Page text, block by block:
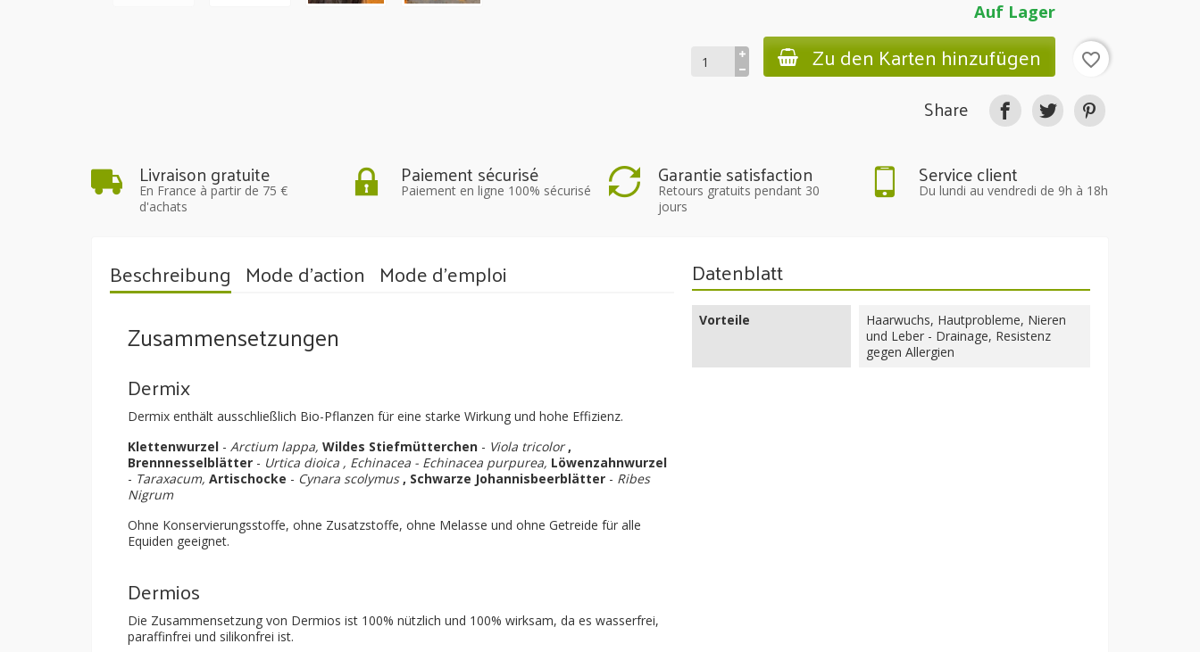
Auf Lager
Zu den Karten hinzufügen favorite_border
Share
Livraison gratuite
En France à partir de 75 €
d'achats
Paiement sécurisé
Paiement en ligne 100% sécurisé
Garantie satisfaction
Retours gratuits pendant 30
jours
Service client
Du lundi au vendredi de 9h à 18h
Beschreibung Mode d'action Mode d'emploi
Zusammensetzungen
Dermix
Dermix enthält ausschließlich Bio-Pflanzen für eine starke Wirkung und hohe Effizienz.
Klettenwurzel - Arctium lappa, Wildes Stiefmütterchen - Viola tricolor,
Brennnesselblätter - Urtica dioica , Echinacea - Echinacea purpurea, Löwenzahnwurzel
- Taraxacum, Artischocke - Cynara scolymus , Schwarze Johannisbeerblätter - Ribes
Nigrum
Ohne Konservierungsstoffe, ohne Zusatzstoffe, ohne Melasse und ohne Getreide für alle
Equiden geeignet.
Dermios
Die Zusammensetzung von Dermios ist 100% nützlich und 100% wirksam, da es wasserfrei,
paraffinfrei und silikonfrei ist.
Datenblatt
Vorteile
Haarwuchs, Hautprobleme, Nieren
und Leber - Drainage, Resistenz
gegen Allergien